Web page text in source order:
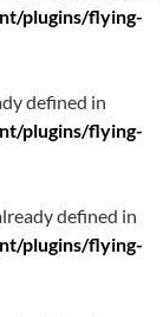
plugins/flying-
defined in
plugins/flying-
defined in
plugins/flying-